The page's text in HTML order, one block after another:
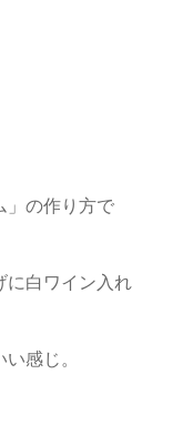
」の作り方で
に白ワイン入れ
感じ。